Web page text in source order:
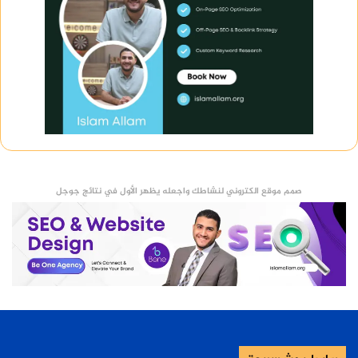
ارتفاعه الأصلي نحو 65 متر ورغم حجمه الأصغر، فإن
تصميمه أكثر تطور من سابقيه، ويتميز باستخدام
الجرانيت الوردي في طبقاته السفلية، مما أعطاه مظهر
قد عثر في داخله على تابوت من البازلت، ما يدل على
ونقوش عصره.
تمثال أبو الهول
يرتبط أبو الهول بشكل مباشر بهرم خفرع، ويعتقد أنه
صمم بملامح وجهه نحت التمثال من قطعة واحدة من
كرمز للحكمة.
صمم موقع الكتروني لنشاطك واجعله يظهر الأول في نتائج جوجل